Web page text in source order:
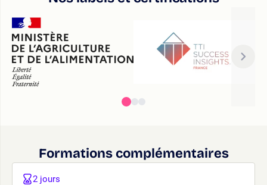
Formations complémentaires
2 jours